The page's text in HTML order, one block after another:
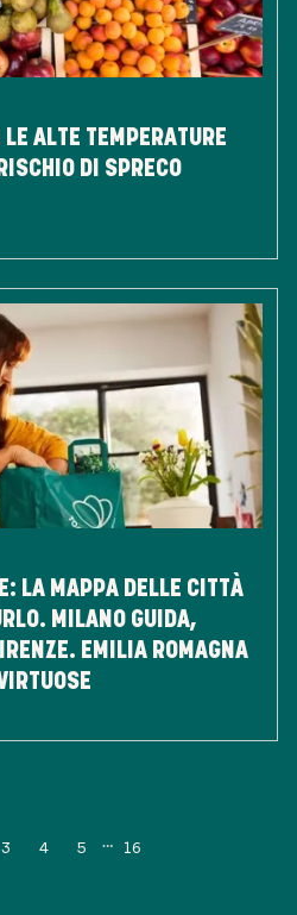
LE ALTE TEMPERATURE
DI SPRECO
LA MAPPA DELLE CITTÀ
MILANO GUIDA,
EMILIA ROMAGNA
3 4 5 16